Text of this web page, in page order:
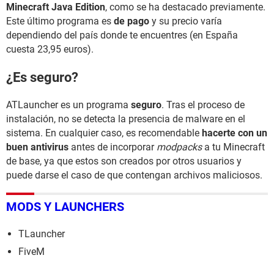
Minecraft Java Edition, como se ha destacado previamente.
Este último programa es de pago y su precio varía
dependiendo del país donde te encuentres (en España
cuesta 23,95 euros).
¿Es seguro?
ATLauncher es un programa seguro. Tras el proceso de
instalación, no se detecta la presencia de malware en el
sistema. En cualquier caso, es recomendable hacerte con un
buen antivirus antes de incorporar modpacksa tu Minecraft
de base, ya que estos son creados por otros usuarios y
puede darse el caso de que contengan archivos maliciosos.
MODS Y LAUNCHERS
TLauncher
FiveM